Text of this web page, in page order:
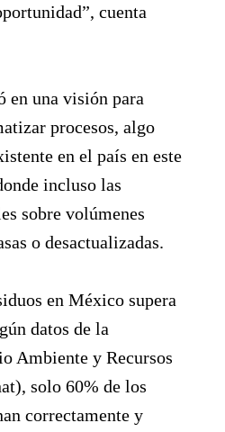
cuenta
una visión para
procesos, algo
en el país en este
incluso las
sobre volúmenes
o desactualizadas.
en México supera
datos de la
Ambiente y Recursos
solo 60% de los
correctamente y